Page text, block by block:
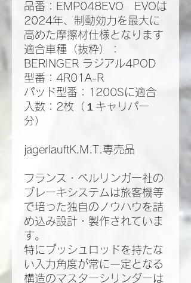
品番：EMP048EVO EVOは
2024年、制動効力を最大に
高めた摩擦材仕様となります
適合車種（抜粋）：
BERINGER ラジアル4POD
型番：4R01A-R
パッド型番：1200Sに適合
入数：2枚（１キャリパー
分）
jagerlauftK.M.T.専売品
フランス・ベルリンガー社の
ブレーキシステムは旅客機等
で培った独自のノウハウを詰
め込み設計・製作されていま
す。
特にプッシュロッドを持たな
い入力角度が常に一定となる
構造のマスターシリンダーは